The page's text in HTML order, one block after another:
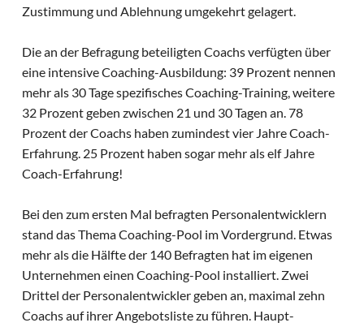
Zustimmung und Ablehnung umgekehrt gelagert.
Die an der Befragung beteiligten Coachs verfügten über
eine intensive Coaching-Ausbildung: 39 Prozent nennen
mehr als 30 Tage spezifisches Coaching-Training, weitere
32 Prozent geben zwischen 21 und 30 Tagen an. 78
Prozent der Coachs haben zumindest vier Jahre Coach-
Erfahrung. 25 Prozent haben sogar mehr als elf Jahre
Coach-Erfahrung!
Bei den zum ersten Mal befragten Personalentwicklern
stand das Thema Coaching-Pool im Vordergrund. Etwas
mehr als die Hälfte der 140 Befragten hat im eigenen
Unternehmen einen Coaching-Pool installiert. Zwei
Drittel der Personalentwickler geben an, maximal zehn
Coachs auf ihrer Angebotsliste zu führen. Haupt-